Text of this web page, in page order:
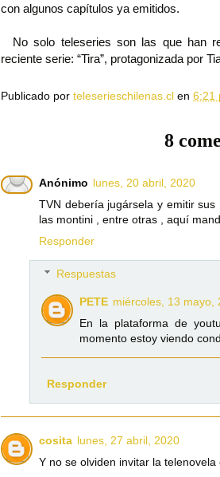
con algunos capítulos ya emitidos.
No solo teleseries son las que han
reciente serie: “Tira”, protagonizada por
Publicado por teleserieschilenas.cl en 6:21
8
Anónimo lunes, 20 abril, 2020
TVN debería jugársela y emitir sus
las montini , entre otras , aquí
Responder
Respuestas
PETE miércoles, 13 mayo,
En la plataforma de
momento estoy viendo
Responder
cosita lunes, 27 abril, 2020
Y no se olviden invitar la